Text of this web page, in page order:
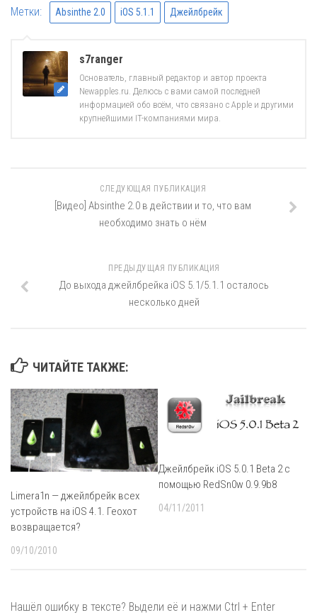
Метки: Absinthe 2.0 iOS 5.1.1 Джейлбрейк
s7ranger
Основатель, главный редактор и автор проекта
Newapples.ru. Делюсь с вами самой последней
информацией обо всём, что связано с Apple и другими
крупнейшими IT-компаниями мира.
СЛЕДУЮЩАЯ ПУБЛИКАЦИЯ
[Видео] Absinthe 2.0 в действии и то, что вам
необходимо знать о нём
ПРЕДЫДУЩАЯ ПУБЛИКАЦИЯ
До выхода джейлбрейка iOS 5.1/5.1.1 осталось
несколько дней
ЧИТАЙТЕ ТАКЖЕ:
Limera1n — джейлбрейк всех
устройств на iOS 4.1. Геохот
возвращается?
09/10/2010
Джейлбрейк iOS 5.0.1 Beta 2 с
помощью RedSn0w 0.9.9b8
04/11/2011
Нашёл ошибку в тексте? Выдели её и нажми Ctrl + Enter